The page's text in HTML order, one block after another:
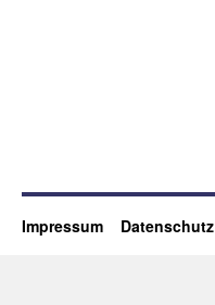
Impressum Datenschutz